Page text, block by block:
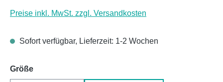
Preise inkl. MwSt. zzgl. Versandkosten
Sofort verfügbar, Lieferzeit: 1-2 Wochen
Größeauswählen